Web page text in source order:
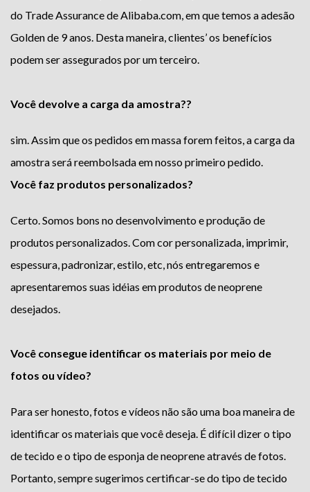
do Trade Assurance de Alibaba.com, em que temos a adesão
Golden de 9 anos. Desta maneira, clientes’ os benefícios
podem ser assegurados por um terceiro.
Você devolve a carga da amostra??
sim. Assim que os pedidos em massa forem feitos, a carga da
amostra será reembolsada em nosso primeiro pedido.
Você faz produtos personalizados?
Certo. Somos bons no desenvolvimento e produção de
produtos personalizados. Com cor personalizada, imprimir,
espessura, padronizar, estilo, etc, nós entregaremos e
apresentaremos suas idéias em produtos de neoprene
desejados.
Você consegue identificar os materiais por meio de
fotos ou vídeo?
Para ser honesto, fotos e vídeos não são uma boa maneira de
identificar os materiais que você deseja. É difícil dizer o tipo
de tecido e o tipo de esponja de neoprene através de fotos.
Portanto, sempre sugerimos certificar-se do tipo de tecido